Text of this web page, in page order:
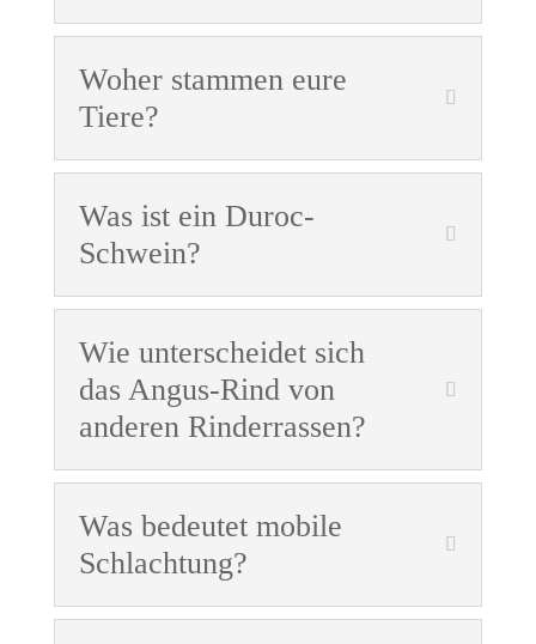
Woher stammen eure
Tiere?
Was ist ein Duroc-
Schwein?
Wie unterscheidet sich
das Angus-Rind von
anderen Rinderrassen?
Was bedeutet mobile
Schlachtung?